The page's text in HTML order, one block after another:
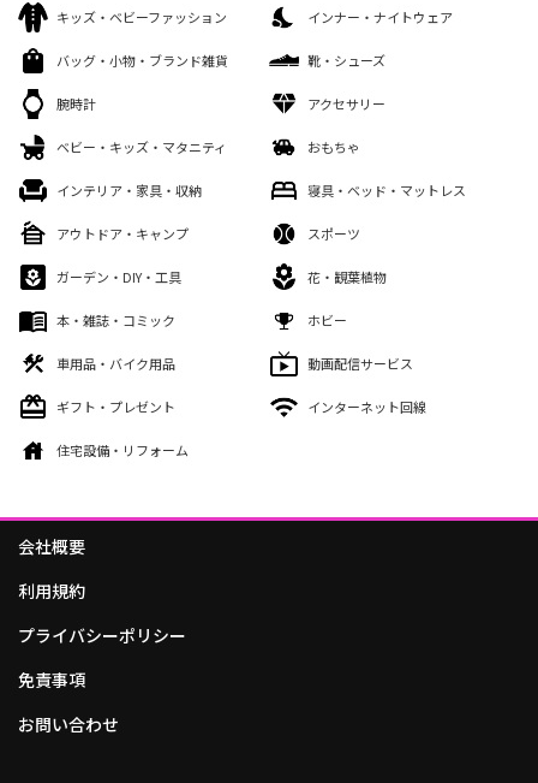
キッズ・ベビーファッション インナー・ナイトウェア
バッグ・小物・ブランド雑貨 靴・シューズ
腕時計 アクセサリー
ベビー・キッズ・マタニティ おもちゃ
インテリア・家具・収納 寝具・ベッド・マットレス
アウトドア・キャンプ スポーツ
ガーデン・DIY・工具 花・観葉植物
本・雑誌・コミック ホビー
車用品・バイク用品 動画配信サービス
ギフト・プレゼント インターネット回線
住宅設備・リフォーム
会社概要
利用規約
プライバシーポリシー
免責事項
お問い合わせ